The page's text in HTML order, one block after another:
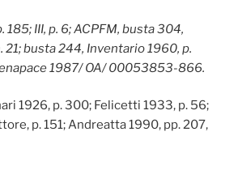
185; III, p. 6; ACPFM, busta 304,
21; busta 244, Inventario 1960, p.
1987/ OA/ 00053853-866.
1926, p. 300; Felicetti 1933, p. 56;
p. 151; Andreatta 1990, pp. 207,